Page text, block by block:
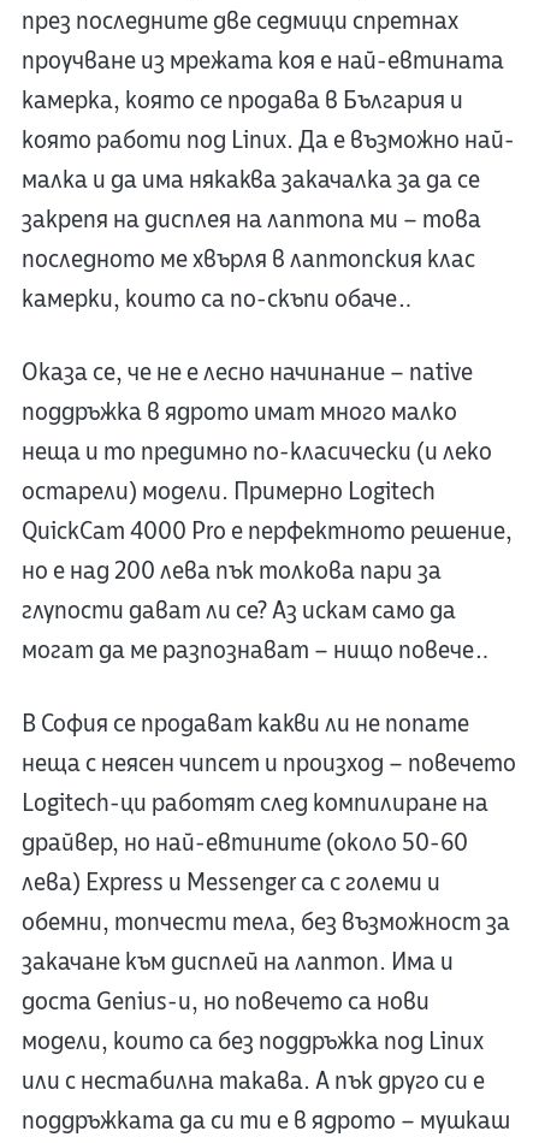
през последните две седмици спретнах
проучване из мрежата коя е най-евтината
камерка, която се продава в България и
която работи под Linux. Да е възможно най-
малка и да има някаква закачалка за да се
закрепя на дисплея на лаптопа ми – това
последното ме хвърля в лаптопския клас
камерки, които са по-скъпи обаче…
Оказа се, че не е лесно начинание – native
поддръжка в ядрото имат много малко
неща и то предимно по-класически (и леко
остарели) модели. Примерно Logitech
QuickCam 4000 Pro е перфектното решение,
но е над 200 лева пък толкова пари за
глупости дават ли се? Аз искам само да
могат да ме разпознават – нищо повече…
В София се продават какви ли не noname
неща с неясен чипсет и произход – повечето
Logitech-ци работят след компилиране на
драйвер, но най-евтините (около 50-60
лева) Express и Messenger са с големи и
обемни, топчести тела, без възможност за
закачане към дисплей на лаптоп. Има и
доста Genius-и, но повечето са нови
модели, които са без поддръжка под Linux
или с нестабилна такава. А пък друго си е
поддръжката да си ти е в ядрото – мушкаш